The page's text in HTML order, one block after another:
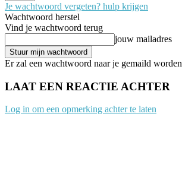
Je wachtwoord vergeten? hulp krijgen
Wachtwoord herstel
Vind je wachtwoord terug
jouw mailadres
Er zal een wachtwoord naar je gemaild worden
LAAT EEN REACTIE ACHTER
Log in om een opmerking achter te laten